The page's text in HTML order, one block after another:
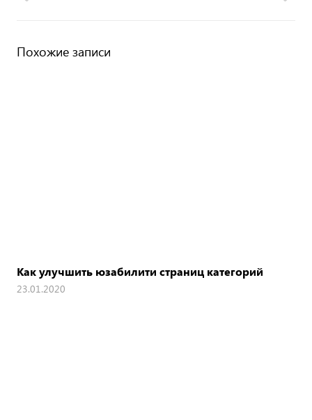
Похожие записи
Как улучшить юзабилити страниц категорий
23.01.2020